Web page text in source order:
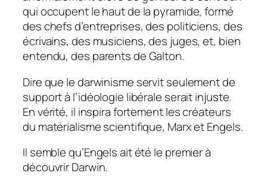
qui occupent le haut de la pyramide, formé
des chefs d’entreprises, des politiciens, des
écrivains, des musiciens, des juges, et, bien
entendu, des parents de Galton.
Dire que le darwinisme servit seulement de
support à l’idéologie libérale serait injuste.
En vérité, il inspira fortement les créateurs
du matérialisme scientifique, Marx et Engels.
Il semble qu’Engels ait été le premier à
découvrir Darwin.